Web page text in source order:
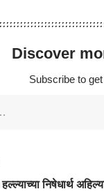
Discover
Subscribe to
निषेधार्थ